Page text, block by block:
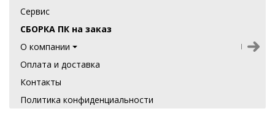
Сервис
СБОРКА ПК на заказ
О компании
Оплата и доставка
Контакты
Политика конфиденциальности